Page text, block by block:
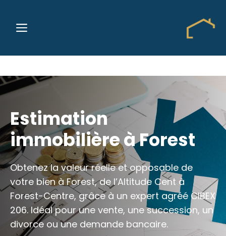
contenuMENU
Estimation
immobilière à Forest
Obtenez la valeur réelle et opposable de
votre bien à Forest, de l’Altitude Cent à
Forest-Centre, grâce à un expert agréé CIBEX
206. Idéal pour une vente, une succession, un
divorce ou une demande bancaire.